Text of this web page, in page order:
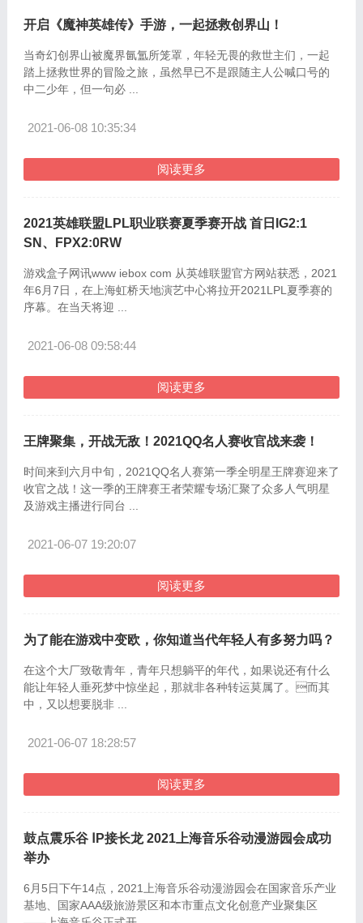
开启《魔神英雄传》手游，一起拯救创界山！
当奇幻创界山被魔界氤氲所笼罩，年轻无畏的救世主们，一起
踏上拯救世界的冒险之旅，虽然早已不是跟随主人公喊口号的
2021-06-08 10:35:34
阅读更多
2021英雄联盟LPL职业联赛夏季赛开战 首日IG2:1
SN、FPX2:0RW
游戏盒子网讯www iebox com 从英雄联盟官方网站获悉，2021
年6月7日，在上海虹桥天地演艺中心将拉开2021LPL夏季赛的
2021-06-08 09:58:44
阅读更多
王牌聚集，开战无敌！2021QQ名人赛收官战来袭！
时间来到六月中旬，2021QQ名人赛第一季全明星王牌赛迎来了
收官之战！这一季的王牌赛王者荣耀专场汇聚了众多人气明星
2021-06-07 19:20:07
阅读更多
为了能在游戏中变欧，你知道当代年轻人有多努力吗？
在这个大厂致敬青年，青年只想躺平的年代，如果说还有什么
能让年轻人垂死梦中惊坐起，那就非各种转运莫属了。而其
2021-06-07 18:28:57
阅读更多
鼓点震乐谷 ⅠP接长龙 2021上海音乐谷动漫游园会成功
举办
6月5日下午14点，2021上海音乐谷动漫游园会在国家音乐产业
基地、国家AAA级旅游景区和本市重点文化创意产业聚集区